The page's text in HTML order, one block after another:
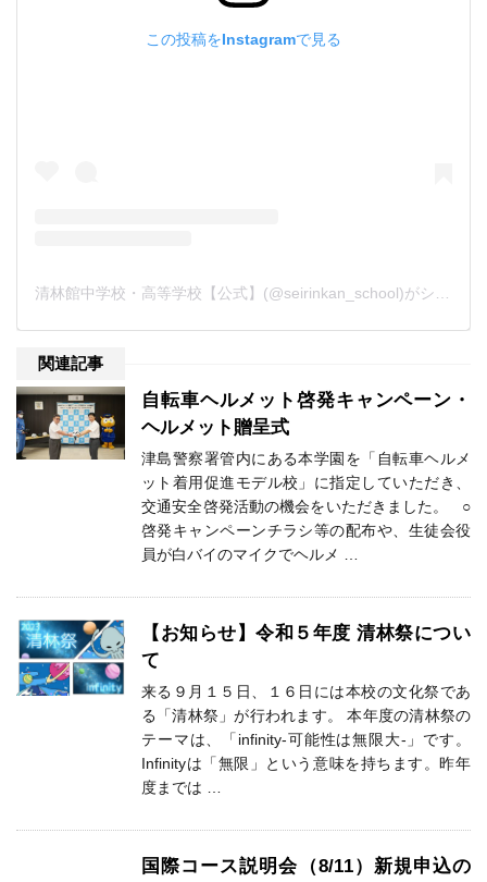
この投稿をInstagramで見る
清林館中学校・高等学校【公式】(@seirinkan_school)がシェアした投稿
関連記事
自転車ヘルメット啓発キャンペーン・
ヘルメット贈呈式
津島警察署管内にある本学園を「自転車ヘルメ
ット着用促進モデル校」に指定していただき、
交通安全啓発活動の機会をいただきました。 ○
啓発キャンペーンチラシ等の配布や、生徒会役
員が白バイのマイクでヘルメ …
【お知らせ】令和５年度 清林祭につい
て
来る９月１５日、１６日には本校の文化祭であ
る「清林祭」が行われます。 本年度の清林祭の
テーマは、「infinity-可能性は無限大-」です。
Infinityは「無限」という意味を持ちます。昨年
度までは …
国際コース説明会（8/11）新規申込の